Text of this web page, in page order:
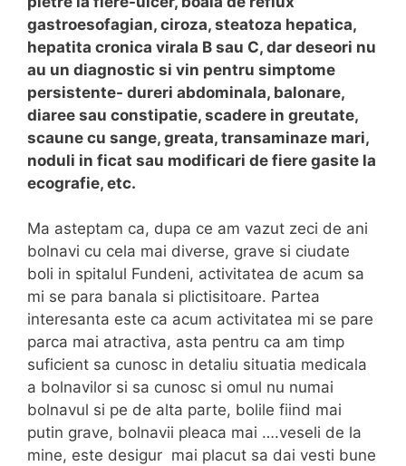
gastroesofagian, ciroza, steatoza hepatica,
hepatita cronica virala B sau C, dar deseori nu
au un diagnostic si vin pentru simptome
persistente- dureri abdominala, balonare,
diaree sau constipatie, scadere in greutate,
scaune cu sange, greata, transaminaze mari,
noduli in ficat sau modificari de fiere gasite la
ecografie, etc.
Ma asteptam ca, dupa ce am vazut zeci de ani
bolnavi cu cela mai diverse, grave si ciudate
boli in spitalul Fundeni, activitatea de acum sa
mi se para banala si plictisitoare. Partea
interesanta este ca acum activitatea mi se pare
parca mai atractiva, asta pentru ca am timp
suficient sa cunosc in detaliu situatia medicala
a bolnavilor si sa cunosc si omul nu numai
bolnavul si pe de alta parte, bolile fiind mai
putin grave, bolnavii pleaca mai ….veseli de la
mine, este desigur mai placut sa dai vesti bune